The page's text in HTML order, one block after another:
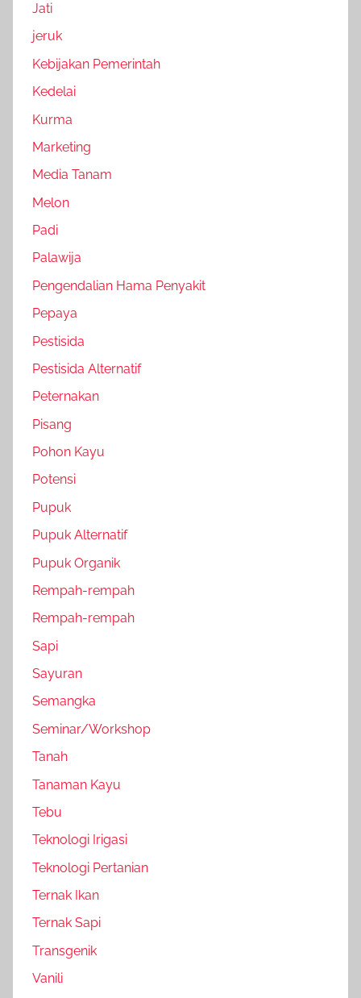
Jati
jeruk
Kebijakan Pemerintah
Kedelai
Kurma
Marketing
Media Tanam
Melon
Padi
Palawija
Pengendalian Hama Penyakit
Pepaya
Pestisida
Pestisida Alternatif
Peternakan
Pisang
Pohon Kayu
Potensi
Pupuk
Pupuk Alternatif
Pupuk Organik
Rempah-rempah
Rempah-rempah
Sapi
Sayuran
Semangka
Seminar/Workshop
Tanah
Tanaman Kayu
Tebu
Teknologi Irigasi
Teknologi Pertanian
Ternak Ikan
Ternak Sapi
Transgenik
Vanili